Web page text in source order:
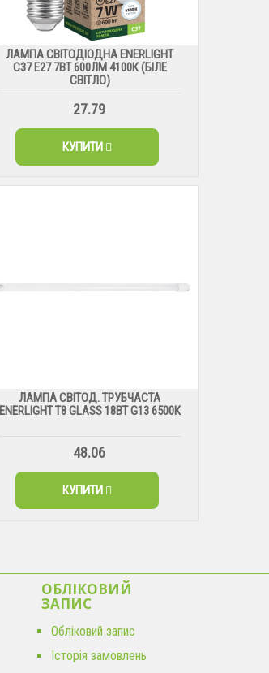
ЛАМПА СВІТОДІОДНА ENERLIGHT
С37 Е27 7ВТ 600ЛМ 4100К (БІЛЕ
СВІТЛО)
27.79
КУПИТИ
ЛАМПА СВІТОД. ТРУБЧАСТА
ENERLIGHT Т8 GLASS 18ВТ G13 6500К
48.06
КУПИТИ
ОБЛІКОВИЙ
ЗАПИС
Обліковий запис
Історія замовлень